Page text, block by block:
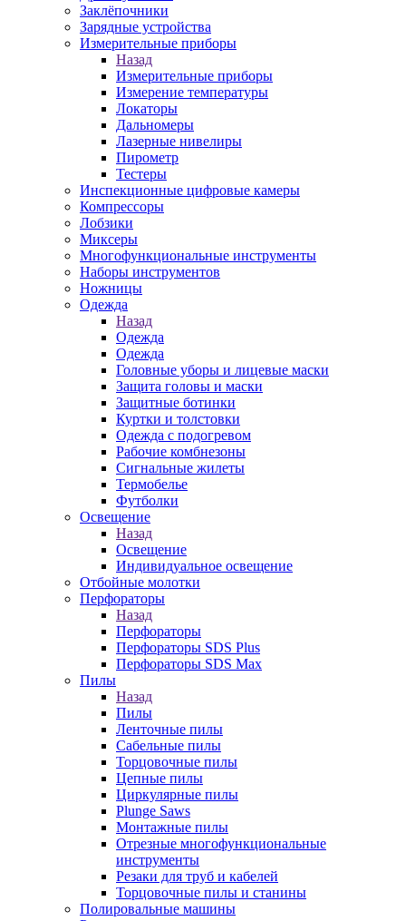
Заклёпочники
Зарядные устройства
Измерительные приборы
Назад
Измерительные приборы
Измерение температуры
Локаторы
Дальномеры
Лазерные нивелиры
Пирометр
Тестеры
Инспекционные цифровые камеры
Компрессоры
Лобзики
Миксеры
Многофункциональные инструменты
Наборы инструментов
Ножницы
Одежда
Назад
Одежда
Одежда
Головные уборы и лицевые маски
Защита головы и маски
Защитные ботинки
Куртки и толстовки
Одежда с подогревом
Рабочие комбнезоны
Сигнальные жилеты
Термобелье
Футболки
Освещение
Назад
Освещение
Индивидуальное освещение
Отбойные молотки
Перфораторы
Назад
Перфораторы
Перфораторы SDS Plus
Перфораторы SDS Max
Пилы
Назад
Пилы
Ленточные пилы
Сабельные пилы
Торцовочные пилы
Цепные пилы
Циркулярные пилы
Plunge Saws
Монтажные пилы
Отрезные многофункциональные
инструменты
Резаки для труб и кабелей
Торцовочные пилы и станины
Полировальные машины